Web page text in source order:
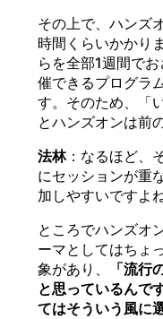
その上で、ハンズ
時間くらいかかり
らを全部1週間で
催できるプログラ
す。そのため、「
とハンズオンは前
法林：なるほど、
にセッションが重
加しやすいですよね
ところでハンズオ
ーマとしてはちょ
象があり、
「流行
と思っているんで
てはそういう風に